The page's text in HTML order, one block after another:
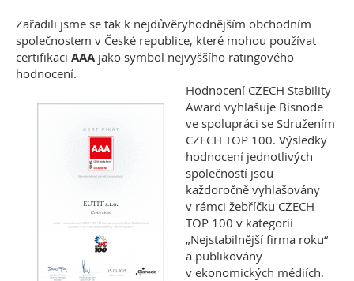
Zařadili jsme se tak k nejdůvěryhodnějším obchodním
společnostem v České republice, které mohou používat
certifikaci AAAjako symbol nejvyššího ratingového
hodnocení.
Hodnocení CZECH Stability
Award vyhlašuje Bisnode
ve spolupráci se Sdružením
CZECH TOP 100. Výsledky
hodnocení jednotlivých
společností jsou
každoročně vyhlašovány
v rámci žebříčku CZECH
TOP 100 v kategorii
„Nejstabilnější firma roku“
a publikovány
v ekonomických médiích.